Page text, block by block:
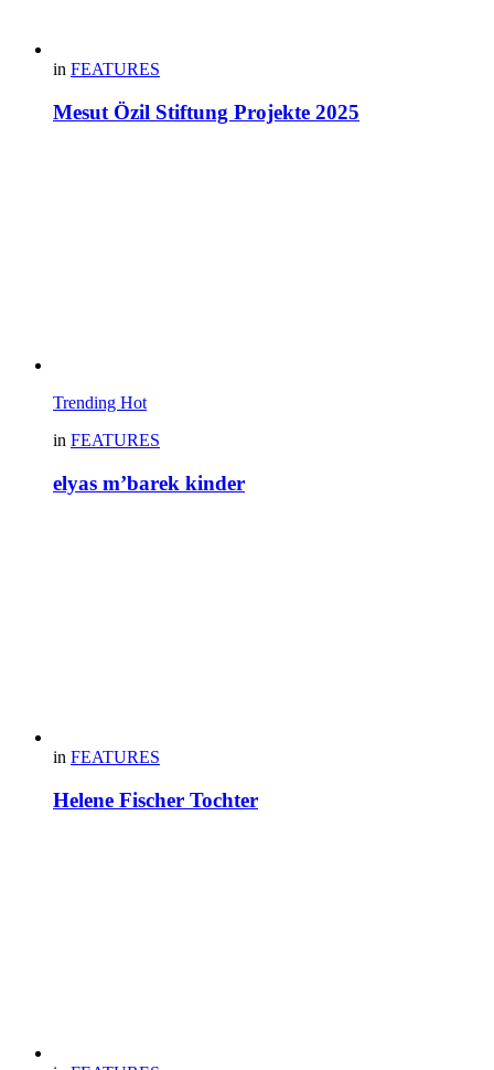
in FEATURES
Mesut Özil Stiftung Projekte 2025
Trending Hot
in FEATURES
elyas m’barek kinder
in FEATURES
Helene Fischer Tochter